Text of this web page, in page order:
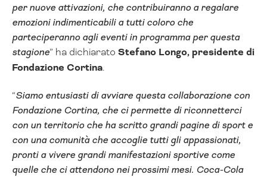
per nuove attivazioni, che contribuiranno a regalare
emozioni indimenticabili a tutti coloro che
parteciperanno agli eventi in programma per questa
stagione” ha dichiarato Stefano Longo, presidente di
Fondazione Cortina.
“Siamo entusiasti di avviare questa collaborazione con
Fondazione Cortina, che ci permette di riconnetterci
con un territorio che ha scritto grandi pagine di sport e
con una comunità che accoglie tutti gli appassionati,
pronti a vivere grandi manifestazioni sportive come
quelle che ci attendono nei prossimi mesi. Coca-Cola